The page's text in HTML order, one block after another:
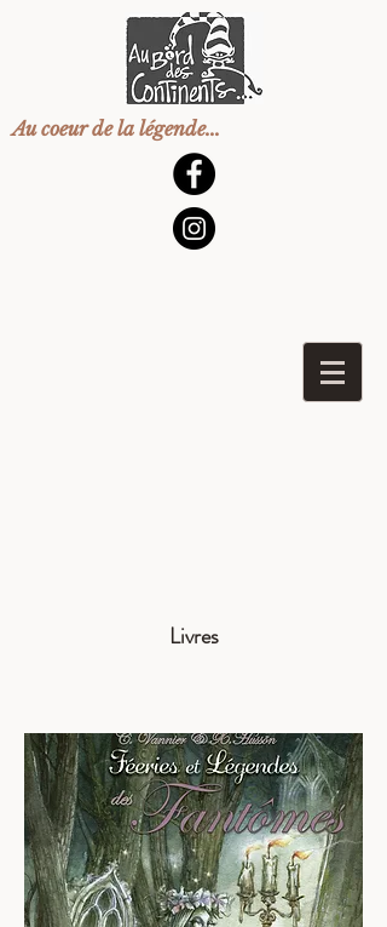
Au coeur de la légende...
Livres